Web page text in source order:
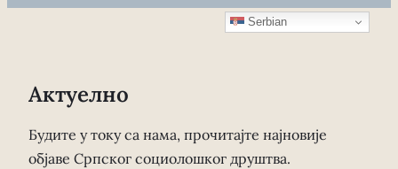
Serbian
Актуелно
Будите у току са нама, прочитајте најновије
објаве Српског социолошког друштва.